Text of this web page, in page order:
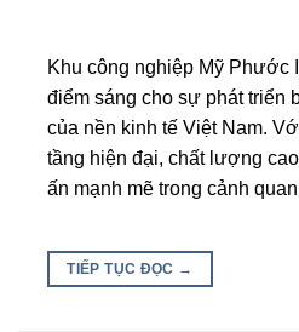
Khu công nghiệp Mỹ Phước
điểm sáng cho sự phát triển
của nền kinh tế Việt Nam.
tầng hiện đại, chất lượng
ấn mạnh mẽ trong cảnh
TIẾP TỤC ĐỌC →